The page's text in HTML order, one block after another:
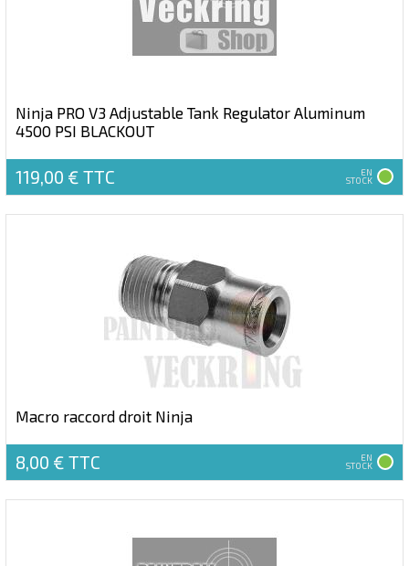
Ninja PRO V3 Adjustable Tank Regulator Aluminum
4500 PSI BLACKOUT
119,00 € TTC EN
STOCK
Macro raccord droit Ninja
8,00 € TTC EN
STOCK